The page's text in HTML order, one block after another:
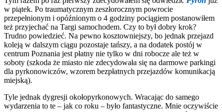
w piątek. Po traumatycznym zeszłorocznym powrocie
przepełnionym i opóźnionym o 4 godziny pociągiem postanowiłem
też przyjechać na Targi samochodem. Czy to był dobry krok?
Trudno powiedzieć. Na pewno kosztowniejszy, bo jednak przejazd
koleją w dalszym ciągu pozostaje tańszy, a na dodatek postój w
centrum Poznania jest płatny nie tylko w dni robocze ale też w
soboty (szkoda że miasto nie zdecydowała się na darmowe parkingi
dla pyrkonowiczów, wzorem bezpłatnych przejazdów komunikacją
miejską).
Tyle jednak dygresji okołopyrkonowych. Wracając do samego
wydarzenia to te – jak co roku – było fantastyczne. Mnie oczywiście